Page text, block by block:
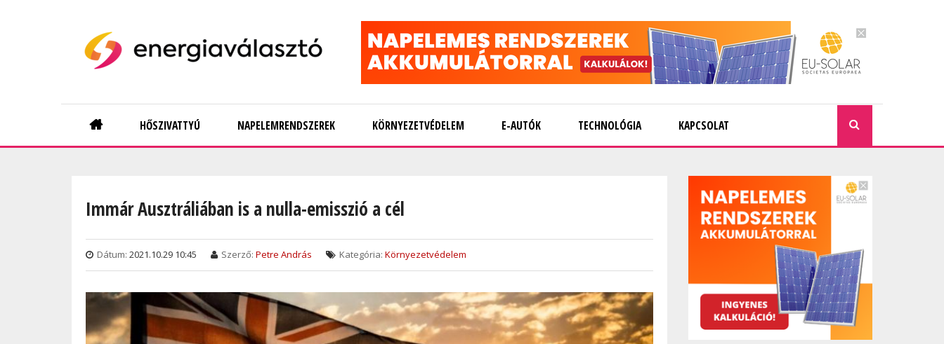
Main
navigation
HŐSZIVATTYÚ NAPELEMRENDSZEREK KÖRNYEZETVÉDELEM E-AUTÓK TECHNOLÓGIA KAPCSOLAT
Immár Ausztráliában is a nulla-emisszió a cél
Dátum: 2021.10.29 10:45 Szerző: Petre András Kategória: Környezetvédelem